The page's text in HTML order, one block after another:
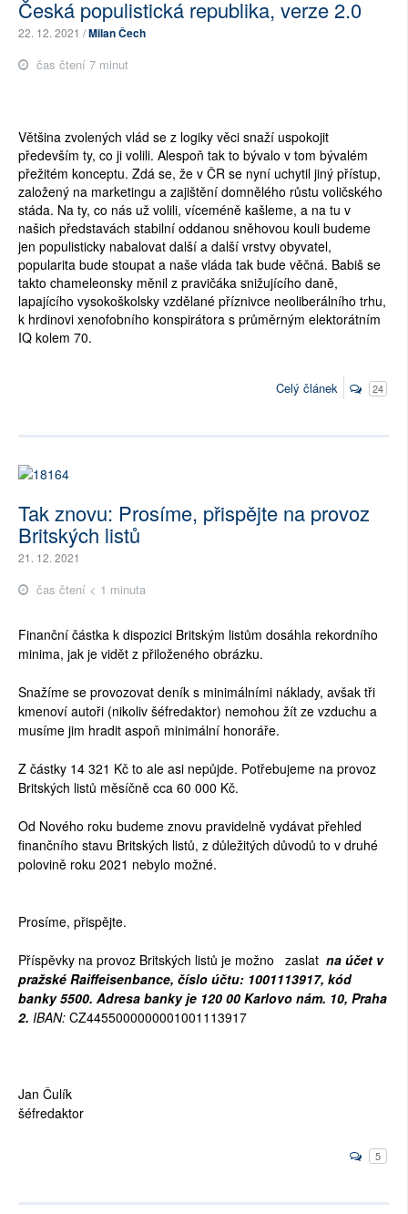
Česká populistická republika, verze 2.0
22. 12. 2021 /Milan Čech
čas čtení 7 minut
Většina zvolených vlád se z logiky věci snaží uspokojit
především ty, co ji volili. Alespoň tak to bývalo v tom bývalém
přežitém konceptu. Zdá se, že v ČR se nyní uchytil jiný přístup,
založený na marketingu a zajištění domnělého růstu voličského
stáda. Na ty, co nás už volili, víceméně kašleme, a na tu v
našich představách stabilní oddanou sněhovou kouli budeme
jen populisticky nabalovat další a další vrstvy obyvatel,
popularita bude stoupat a naše vláda tak bude věčná. Babiš se
takto chameleonsky měnil z pravičáka snižujícího daně,
lapajícího vysokoškolsky vzdělané příznivce neoliberálního trhu,
k hrdinovi xenofobního konspirátora s průměrným elektorátním
IQ kolem 70.
Celý článek 24
Tak znovu: Prosíme, přispějte na provoz
Britských listů
21. 12. 2021
čas čtení < 1 minuta
Finanční částka k dispozici Britským listům dosáhla rekordního
minima, jak je vidět z přiloženého obrázku.
Snažíme se provozovat deník s minimálními náklady, avšak tři
kmenoví autoři (nikoliv šéfredaktor) nemohou žít ze vzduchu a
musíme jim hradit aspoň minimální honoráře.
Z částky 14 321 Kč to ale asi nepůjde. Potřebujeme na provoz
Britských listů měsíčně cca 60 000 Kč.
Od Nového roku budeme znovu pravidelně vydávat přehled
finančního stavu Britských listů, z důležitých důvodů to v druhé
polovině roku 2021 nebylo možné.
Prosíme, přispějte.
Příspěvky na provoz Britských listů je možno zaslat na účet v
pražské Raiffeisenbance, číslo účtu: 1001113917, kód
banky 5500. Adresa banky je 120 00 Karlovo nám. 10, Praha
2. IBAN: CZ4455000000001001113917
Jan Čulík
šéfredaktor
5